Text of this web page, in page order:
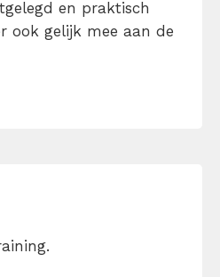
en praktisch
ook gelijk mee aan de